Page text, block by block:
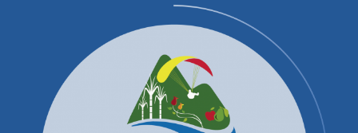
Productos y Servicios
Convocatorias Precalificación